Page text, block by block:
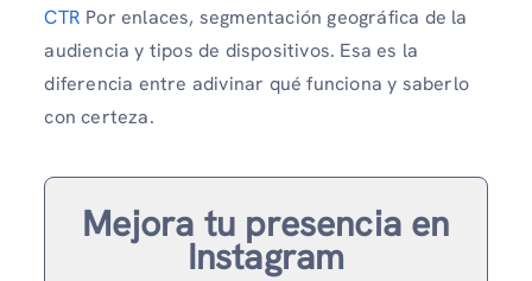
CTR Por enlaces, segmentación geográfica de la
audiencia y tipos de dispositivos. Esa es la
diferencia entre adivinar qué funciona y saberlo
con certeza.
Mejora tu presencia en
Instagram